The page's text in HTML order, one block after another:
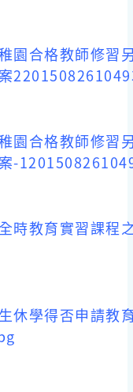
園合格教師修習
園合格教師修習
-
時教育實習課程
休學得否申請教